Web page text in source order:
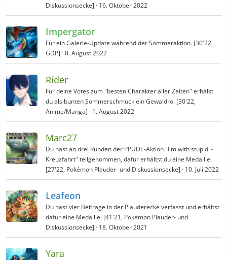
Diskussionsecke]
16. Oktober 2022
Impergator
Für ein Galerie-Update während der Sommeraktion. [30'22,
GDP] 8. August 2022
Rider
Für deine Votes zum "besten Charakter aller Zeiten" erhälst
du als bunten Sommerschmuck ein Gewaldro. [30'22,
Anime/Manga]
1. August 2022
Marc27
Du hast an drei Runden der PPUDE-Aktion "I'm with stupid! -
Kreuzfahrt" teilgenommen, dafür erhältst du eine Medaille.
[27'22, Pokémon Plauder- und Diskussionsecke]
10. Juli 2022
Leafeon
Du hast vier Beiträge in der Plauderecke verfasst und erhältst
dafür eine Medaille. [41'21, Pokémon Plauder- und
Diskussionsecke]
18. Oktober 2021
Yara